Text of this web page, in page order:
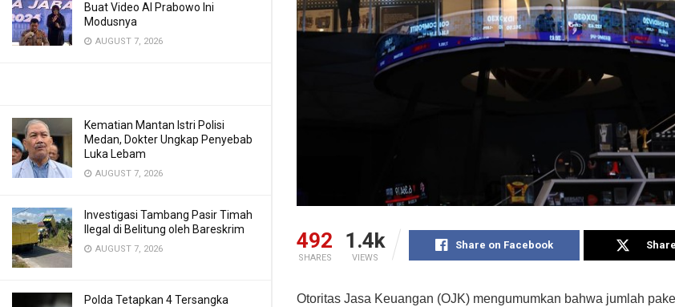
Buat Video AI Prabowo Ini
Modusnya
AUGUST 7, 2026
Kematian Mantan Istri Polisi
Medan, Dokter Ungkap Penyebab
Luka Lebam
AUGUST 7, 2026
Investigasi Tambang Pasir Timah
Ilegal di Belitung oleh Bareskrim
AUGUST 7, 2026
Polda Tetapkan 4 Tersangka
492
SHARES
1.4k
VIEWS
Share on Facebook
Otoritas Jasa Keuangan (OJK) mengumumkan bahwa jumlah